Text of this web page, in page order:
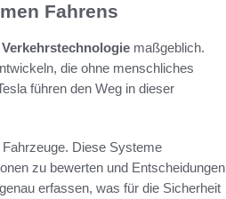
Fahrens
Verkehrstechnologie maßgeblich.
die ohne menschliches
führen den Weg in dieser
Diese Systeme
zu bewerten und Entscheidungen
erfassen, was für die Sicherheit